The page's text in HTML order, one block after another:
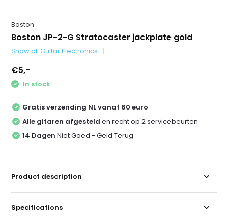
Boston
Boston JP-2-G Stratocaster jackplate gold
Show all Guitar Electronics
€5,-
In stock
Gratis verzending NL vanaf 60 euro
Alle gitaren afgesteld en recht op 2 servicebeurten
14 Dagen Niet Goed - Geld Terug
Product description
Specifications